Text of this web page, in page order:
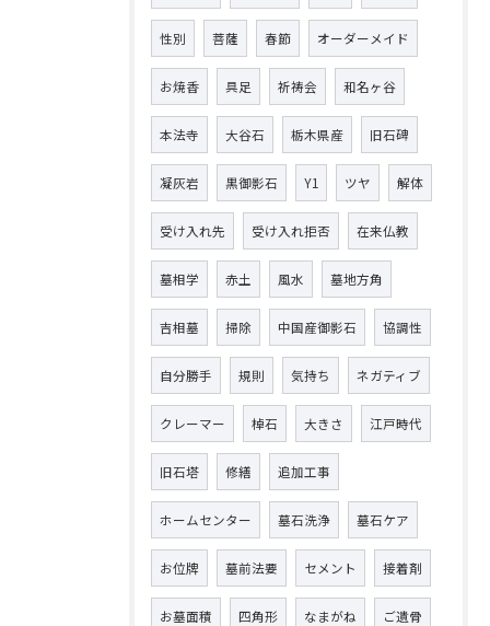
性別 菩薩 春節 オーダーメイド
お焼香 具足 祈祷会 和名ヶ谷
本法寺 大谷石 栃木県産 旧石碑
凝灰岩 黒御影石 Y1 ツヤ 解体
受け入れ先 受け入れ拒否 在来仏教
墓相学 赤土 風水 墓地方角
吉相墓 掃除 中国産御影石 協調性
自分勝手 規則 気持ち ネガティブ
クレーマー 棹石 大きさ 江戸時代
旧石塔 修繕 追加工事
ホームセンター 墓石洗浄 墓石ケア
お位牌 墓前法要 セメント 接着剤
お墓面積 四角形 なまがね ご遺骨